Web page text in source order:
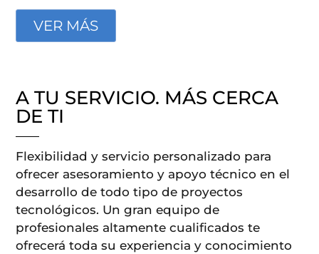
VER MÁS
A TU SERVICIO. MÁS CERCA
DE TI
Flexibilidad y servicio personalizado para
ofrecer asesoramiento y apoyo técnico en el
desarrollo de todo tipo de proyectos
tecnológicos. Un gran equipo de
profesionales altamente cualificados te
ofrecerá toda su experiencia y conocimiento